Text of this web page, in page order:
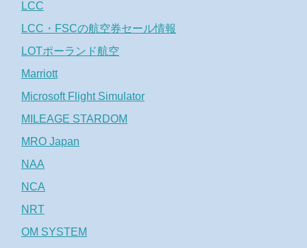
LCC
LCC・FSCの航空券セール情報
LOTポーランド航空
Marriott
Microsoft Flight Simulator
MILEAGE STARDOM
MRO Japan
NAA
NCA
NRT
OM SYSTEM